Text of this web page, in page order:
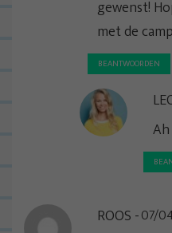
gewenst!
met de
BEANTWOORDEN
ROOS 07/